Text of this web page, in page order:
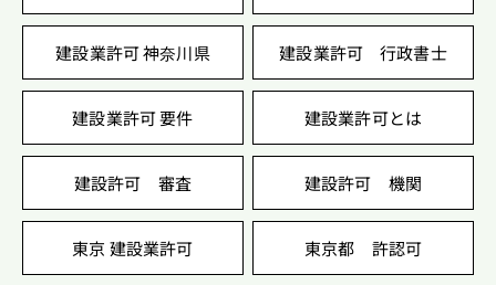
建設業許可 神奈川県 建設業許可 行政書士
建設業許可 要件 建設業許可とは
建設許可 審査 建設許可 機関
東京 建設業許可 東京都 許認可